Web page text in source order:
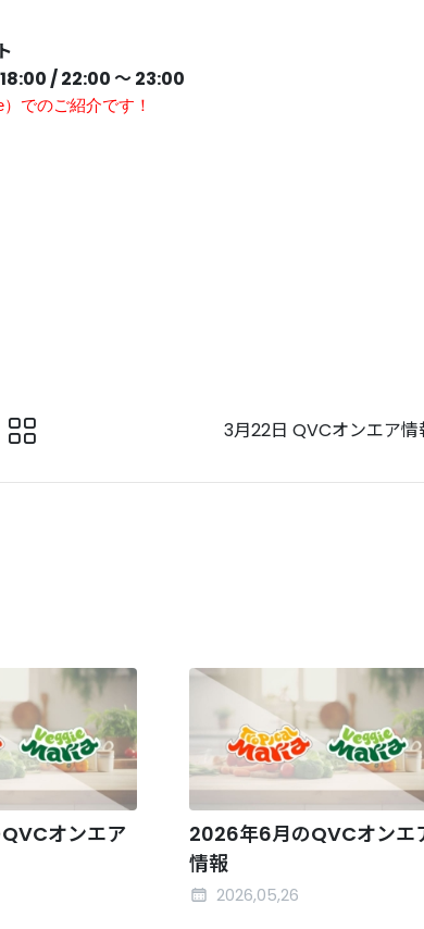
/ 22:00 〜 23:00
でのご紹介です！
3月22日 QVCオンエア情
オンエア
2026年6月のQVCオンエ
情報
2026,05,26